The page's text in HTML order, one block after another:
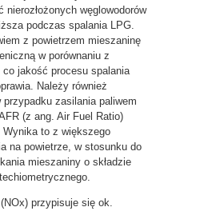
nierozłożonych węglowodorów
podczas spalania LPG.
z powietrzem mieszaninę
w porównaniu z
co jakość procesu spalania
Należy również
zasilania paliwem
(z ang. Air Fuel Ratio)
Wynika to z większego
na powietrze, w stosunku do
mieszaniny o składzie
przypisuje się ok.